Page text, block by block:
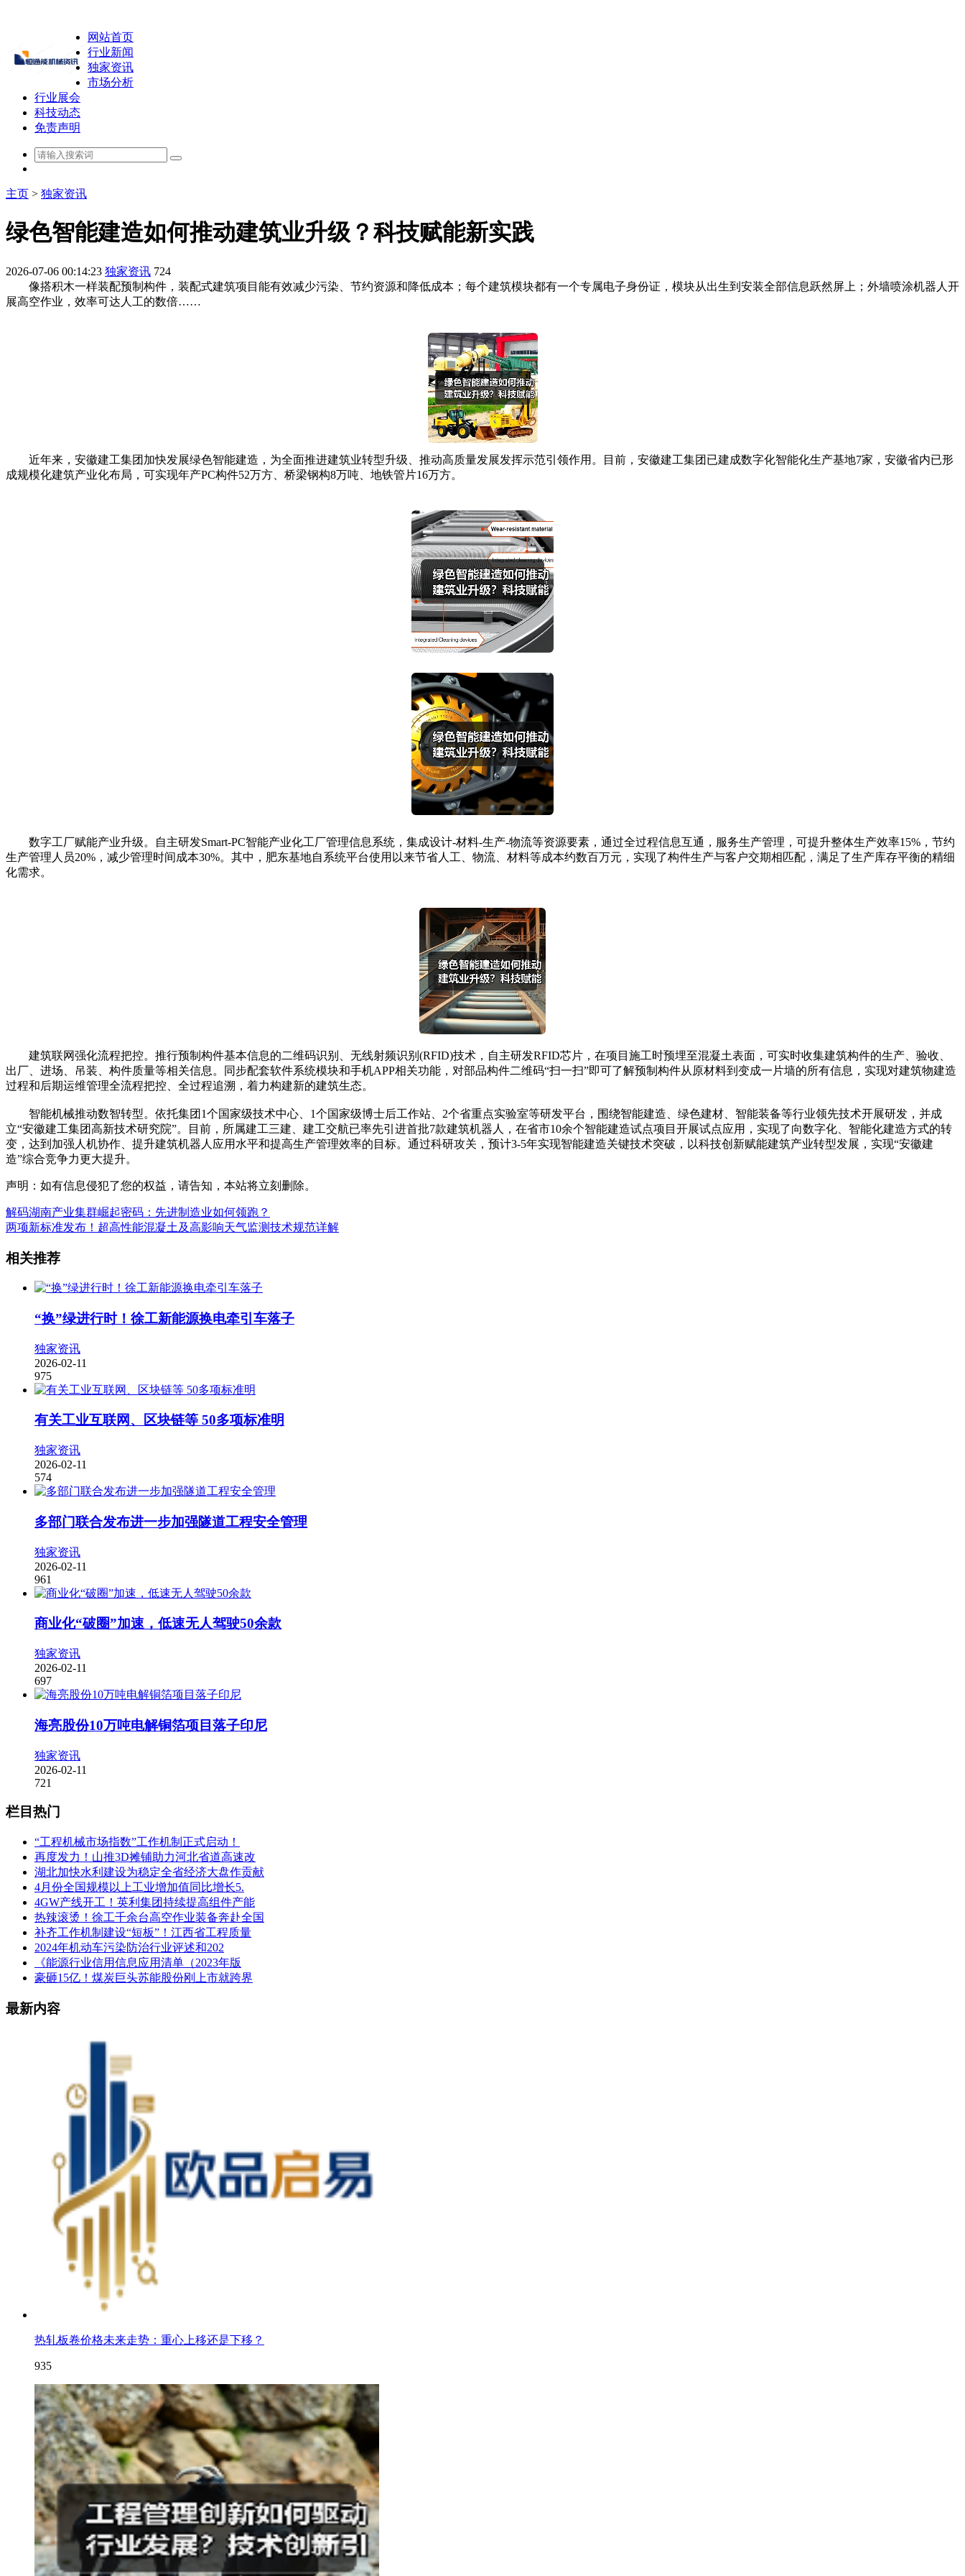
网站首页
行业新闻
独家资讯
市场分析
行业展会
科技动态
免责声明
主页 > 独家资讯
绿色智能建造如何推动建筑业升级？科技赋能新实践
2026-07-06 00:14:23 独家资讯 724
像搭积木一样装配预制构件，装配式建筑项目能有效减少污染、节约资源和降低成本；每个建筑模块都有一个专属电子身份证，模块从出生到安装全部信息跃然屏上；外墙喷涂机器人开
展高空作业，效率可达人工的数倍……
近年来，安徽建工集团加快发展绿色智能建造，为全面推进建筑业转型升级、推动高质量发展发挥示范引领作用。目前，安徽建工集团已建成数字化智能化生产基地7家，安徽省内已形
成规模化建筑产业化布局，可实现年产PC构件52万方、桥梁钢构8万吨、地铁管片16万方。
数字工厂赋能产业升级。自主研发Smart-PC智能产业化工厂管理信息系统，集成设计-材料-生产-物流等资源要素，通过全过程信息互通，服务生产管理，可提升整体生产效率15%，节约
生产管理人员20%，减少管理时间成本30%。其中，肥东基地自系统平台使用以来节省人工、物流、材料等成本约数百万元，实现了构件生产与客户交期相匹配，满足了生产库存平衡的精细
化需求。
建筑联网强化流程把控。推行预制构件基本信息的二维码识别、无线射频识别(RFID)技术，自主研发RFID芯片，在项目施工时预埋至混凝土表面，可实时收集建筑构件的生产、验收、
出厂、进场、吊装、构件质量等相关信息。同步配套软件系统模块和手机APP相关功能，对部品构件二维码“扫一扫”即可了解预制构件从原材料到变成一片墙的所有信息，实现对建筑物建造
过程和后期运维管理全流程把控、全过程追溯，着力构建新的建筑生态。
智能机械推动数智转型。依托集团1个国家级技术中心、1个国家级博士后工作站、2个省重点实验室等研发平台，围绕智能建造、绿色建材、智能装备等行业领先技术开展研发，并成
立“安徽建工集团高新技术研究院”。目前，所属建工三建、建工交航已率先引进首批7款建筑机器人，在省市10余个智能建造试点项目开展试点应用，实现了向数字化、智能化建造方式的转
变，达到加强人机协作、提升建筑机器人应用水平和提高生产管理效率的目标。通过科研攻关，预计3-5年实现智能建造关键技术突破，以科技创新赋能建筑产业转型发展，实现“安徽建
造”综合竞争力更大提升。
声明：如有信息侵犯了您的权益，请告知，本站将立刻删除。
解码湖南产业集群崛起密码：先进制造业如何领跑？
两项新标准发布！超高性能混凝土及高影响天气监测技术规范详解
相关推荐
“换”绿进行时！徐工新能源换电牵引车落子
独家资讯
2026-02-11
975
有关工业互联网、区块链等 50多项标准明
独家资讯
2026-02-11
574
多部门联合发布进一步加强隧道工程安全管理
独家资讯
2026-02-11
961
商业化“破圈”加速，低速无人驾驶50余款
独家资讯
2026-02-11
697
海亮股份10万吨电解铜箔项目落子印尼
独家资讯
2026-02-11
721
栏目热门
“工程机械市场指数”工作机制正式启动！
再度发力！山推3D摊铺助力河北省道高速改
湖北加快水利建设为稳定全省经济大盘作贡献
4月份全国规模以上工业增加值同比增长5.
4GW产线开工！英利集团持续提高组件产能
热辣滚烫！徐工千余台高空作业装备奔赴全国
补齐工作机制建设“短板”！江西省工程质量
2024年机动车污染防治行业评述和202
《能源行业信用信息应用清单（2023年版
豪砸15亿！煤炭巨头苏能股份刚上市就跨界
最新内容
热轧板卷价格未来走势：重心上移还是下移？
935